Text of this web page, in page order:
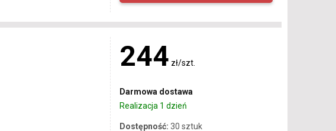
244 zł/szt.
Darmowa dostawa
Realizacja 1 dzień
Dostępność: 30 sztuk